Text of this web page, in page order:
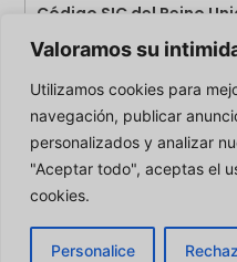
Valoramos su
Utilizamos cookies para
navegación, publicar
personalizados y analizar
"Aceptar todo", aceptas el
cookies.
Personalice
Código SIC del Reino
dropshipping y MLM: la
registro de empresas
20 de julio de 2026
Nombre